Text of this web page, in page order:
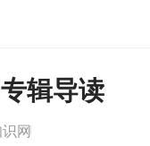
辑导读
网